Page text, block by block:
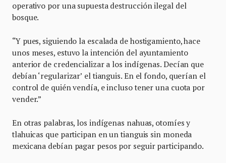
operativo por una supuesta destrucción ilegal del
bosque.
“Y pues, siguiendo la escalada de hostigamiento, hace
unos meses, estuvo la intención del ayuntamiento
anterior de credencializar a los indígenas. Decían que
debían ‘regularizar’ el tianguis. En el fondo, querían el
control de quién vendía, e incluso tener una cuota por
vender.”
En otras palabras, los indígenas nahuas, otomíes y
tlahuicas que participan en un tianguis sin moneda
mexicana debían pagar pesos por seguir participando.